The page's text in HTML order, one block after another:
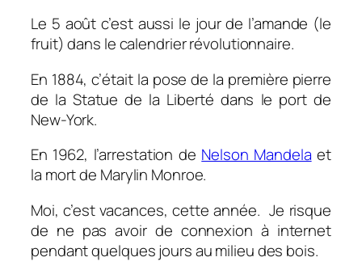
Le 5 août c’est aussi le jour de l’amande (le
fruit) dans le calendrier révolutionnaire.
En 1884, c’était la pose de la première pierre
de la Statue de la Liberté dans le port de
New-York.
En 1962, l’arrestation de Nelson Mandela et
la mort de Marylin Monroe.
Moi, c’est vacances, cette année. Je risque
de ne pas avoir de connexion à internet
pendant quelques jours au milieu des bois.